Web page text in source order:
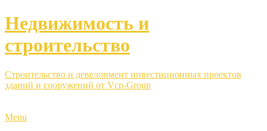
Недвижимость и
строительство
Строительство и девелопмент инвестиционных проектов
зданий и сооружений от Vcp-Group
Menu